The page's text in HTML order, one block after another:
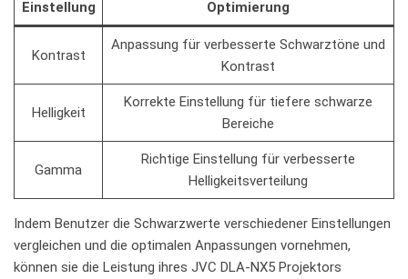
Einstellung Optimierung
Kontrast
Anpassung‌ für verbesserte Schwarztöne und
Kontrast
Helligkeit
Korrekte Einstellung für tiefere schwarze​
Bereiche
Gamma
Richtige Einstellung für verbesserte
Helligkeitsverteilung
Indem Benutzer die Schwarzwerte verschiedener Einstellungen
vergleichen‌ und die optimalen Anpassungen vornehmen,
⁤können sie die Leistung ihres JVC ​DLA-NX5 Projektors